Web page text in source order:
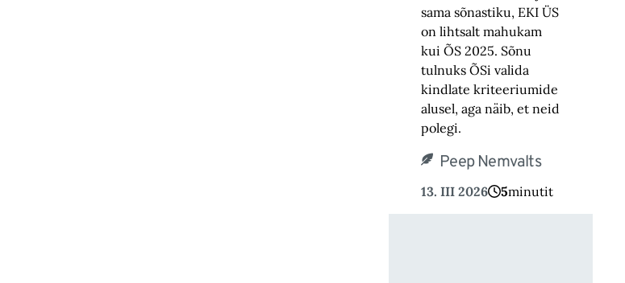
sama sõnastiku, EKI ÜS
on lihtsalt mahukam
kui ÕS 2025. Sõnu
tulnuks ÕSi valida
kindlate kriteeriumide
alusel, aga näib, et neid
polegi.
Peep Nemvalts
13. III 2026 5minutit